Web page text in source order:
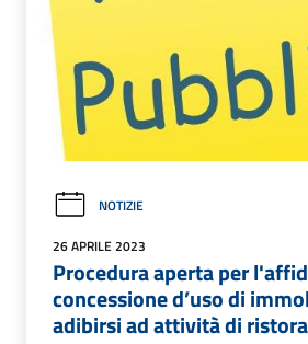
NOTIZIE
26 APRILE 2023
Procedura aperta per
concessione d’uso di
adibirsi ad attività di